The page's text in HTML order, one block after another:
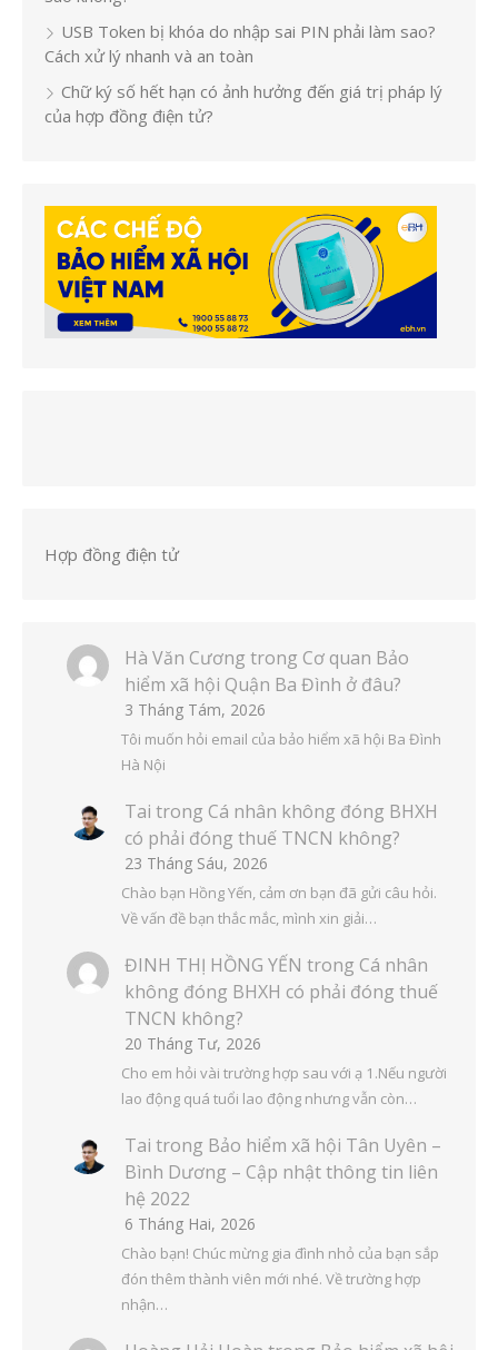
USB Token bị khóa do nhập sai PIN phải làm sao?
Cách xử lý nhanh và an toàn
Chữ ký số hết hạn có ảnh hưởng đến giá trị pháp lý
của hợp đồng điện tử?
Hợp đồng điện tử
Hà Văn Cương trong Cơ quan Bảo
hiểm xã hội Quận Ba Đình ở đâu?
3 Tháng Tám, 2026
Tôi muốn hỏi email của bảo hiểm xã hội Ba Đình
Hà Nội
Tai trong Cá nhân không đóng BHXH
có phải đóng thuế TNCN không?
23 Tháng Sáu, 2026
Chào bạn Hồng Yến, cảm ơn bạn đã gửi câu hỏi.
Về vấn đề bạn thắc mắc, mình xin giải…
ĐINH THỊ HỒNG YẾN trong Cá nhân
không đóng BHXH có phải đóng thuế
TNCN không?
20 Tháng Tư, 2026
Cho em hỏi vài trường hợp sau với ạ 1.Nếu người
lao động quá tuổi lao động nhưng vẫn còn…
Tai trong Bảo hiểm xã hội Tân Uyên –
Bình Dương – Cập nhật thông tin liên
hệ 2022
6 Tháng Hai, 2026
Chào bạn! Chúc mừng gia đình nhỏ của bạn sắp
đón thêm thành viên mới nhé. Về trường hợp
nhận…